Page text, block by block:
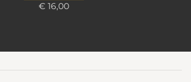
€ 16,00